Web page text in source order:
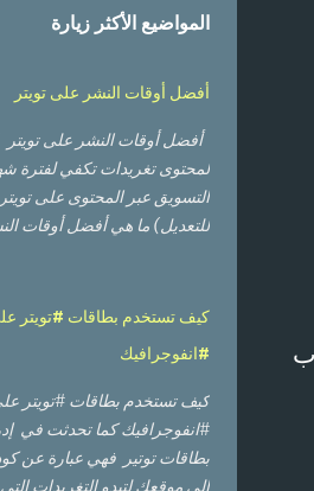
المواضيع الأكثر زيارة
أفضل أوقات النشر على تويتر
أفضل أوقات النشر على
لمحتوى تغريدات تكفي لفترة
التسويق عبر المحتوى على
للتعديل) ما هي أفضل أوقات
تأثيرا؟ أي من التغريدات
تفاعل أفضل؟ أي من الصور أو
أداؤها أفضل؟ لا بد من أنك
العديد من الدراسات العالمية
تقريبية بناء على أوقات وأيام
تلك الدول، وعليك إعادة تقدير
كيف تستخدم بطاقات #تويتر
#انفوجرافيك
كيف تستخدم بطاقات #تويتر
#انفوجرافيك كما تحدثت في
بطاقات توتير فهي عبارة عن
إلى موقعك لتبدو التغريدات